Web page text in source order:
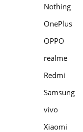
Nothing
OnePlus
OPPO
realme
Redmi
Samsung
vivo
Xiaomi